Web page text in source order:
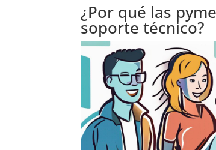
¿Por qué las
soporte técnico?